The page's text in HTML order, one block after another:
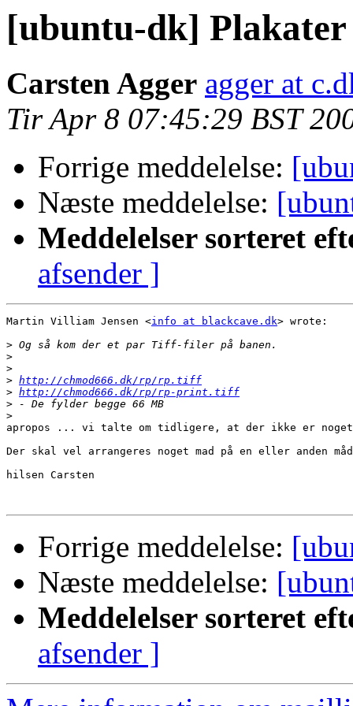
[ubuntu-dk] Plakater
Carsten Agger agger at
Tir Apr 8 07:45:29 BST
Forrige meddelelse:
Næste meddelelse:
Meddelelser sorteret
afsender ]
Martin Villiam Jensen <info at blackcave.dk> wrote:
>
>
>
> http://chmod666.dk/rp/rp.tiff
> http://chmod666.dk/rp/rp-print.tiff
>
>
apropos ... vi talte om tidligere, at der ikke er noget
Der skal vel arrangeres noget mad på en eller anden
hilsen Carsten
Forrige meddelelse:
Næste meddelelse:
Meddelelser sorteret
afsender ]